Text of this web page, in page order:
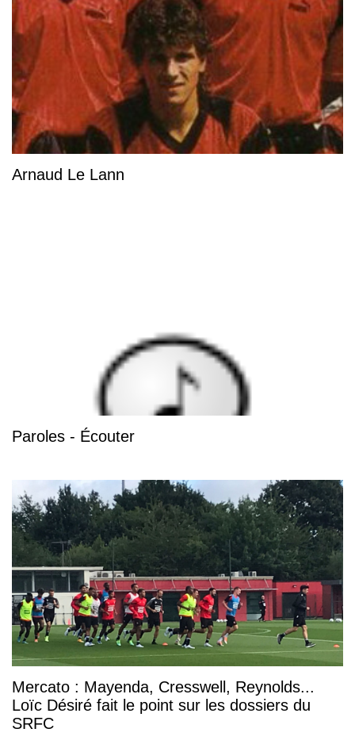
Arnaud Le Lann
Paroles - Écouter
Mercato : Mayenda, Cresswell, Reynolds...
Loïc Désiré fait le point sur les dossiers du
SRFC